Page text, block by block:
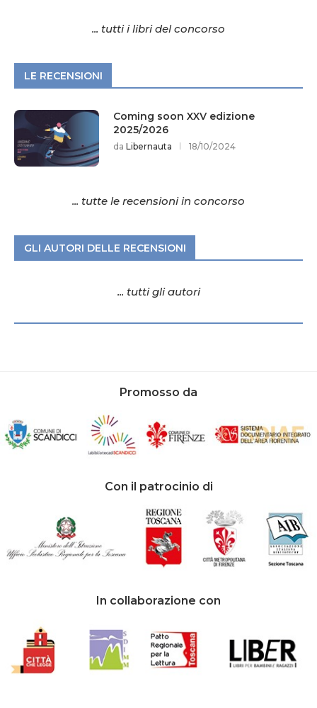
... tutti i libri del concorso
LE RECENSIONI
Coming soon XXV edizione
2025/2026
da Libernauta 18/10/2024
... tutte le recensioni in concorso
GLI AUTORI DELLE RECENSIONI
... tutti gli autori
Promosso da
Con il patrocinio di
In collaborazione con